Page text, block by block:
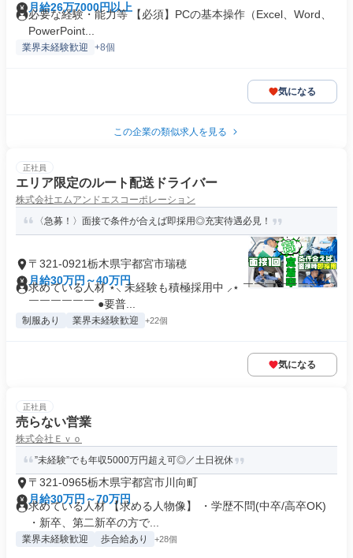
月給26万7000円以上
必要な経験・能力等 【必須】PCの基本操作（Excel、Word、
PowerPoint...
業界未経験歓迎 +8個
気になる
この企業の類似求人を見る
正社員
エリア限定のルート配送ドライバー
株式会社エムアンドエスコーポレーション
〈急募！〉面接で条件が合えば即採用◎充実待遇必見！
〒321-0921栃木県宇都宮市瑞穂
月給30万円～40万円
求めている人材 ⋆⸜ 未経験も積極採用中 ⸝⋆ ￣￣￣￣￣￣￣￣
￣￣￣￣￣￣ ●要普...
制服あり 業界未経験歓迎 +22個
気になる
正社員
売らない営業
株式会社Ｅｖｏ
”未経験”でも年収5000万円超え可◎／土日祝休
〒321-0965栃木県宇都宮市川向町
月給30万円～70万円
求めている人材 【求める人物像】 ・学歴不問(中卒/高卒OK)
・新卒、第二新卒の方で...
業界未経験歓迎 歩合給あり +28個